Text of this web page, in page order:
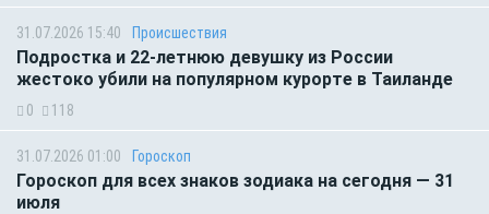
31.07.2026 15:40 Происшествия
Подростка и 22-летнюю девушку из России
жестоко убили на популярном курорте в Таиланде
0 118
31.07.2026 01:00 Гороскоп
Гороскоп для всех знаков зодиака на сегодня — 31
июля